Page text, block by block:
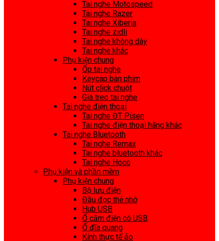
Tai nghe Motospeed
Tai nghe Razer
Tai nghe Xiberia
Tai nghe zidli
Tai nghe không dây
Tai nghe khác
Phụ kiện chung
Ốp tai nghe
Keycap bàn phím
Nút click chuột
Giá treo tai nghe
Tai nghe điện thoại
Tai nghe ĐT Pisen
Tai nghe điện thoại hãng khác
Tai nghe Bluetooth
Tai nghe Remax
Tai nghe bluetooth khác
Tai nghe Hoco
Phụ kiện và phần mềm
Phụ kiện chung
Bộ lưu điện
Đầu đọc thẻ nhớ
Hub USB
Ổ cắm điện có USB
Ổ đĩa quang
Kính thực tế ảo